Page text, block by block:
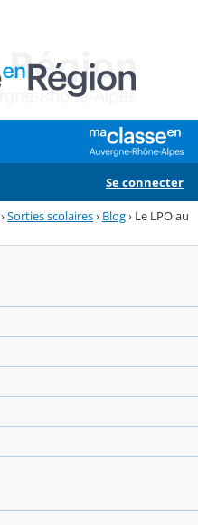
Se connecter
›Sorties scolaires› Blog› Le LPO au